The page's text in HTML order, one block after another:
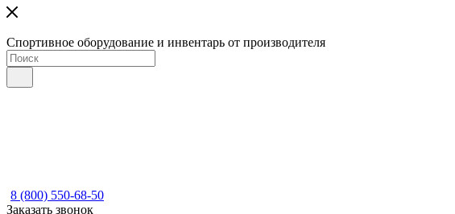
Спортивное оборудование и инвентарь от производителя
8 (800) 550-68-50
Заказать звонок